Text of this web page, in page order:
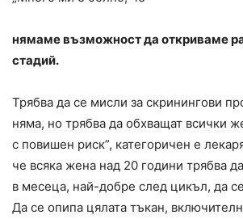
нямаме възможност да откриваме
стадий.
Трябва да се мисли за скринингови
няма, но трябва да обхващат всички
с повишен риск”, категоричен е
че всяка жена над 20 години трябва
в месеца, най-добре след цикъл, да
Да се опипа цялата тъкан,